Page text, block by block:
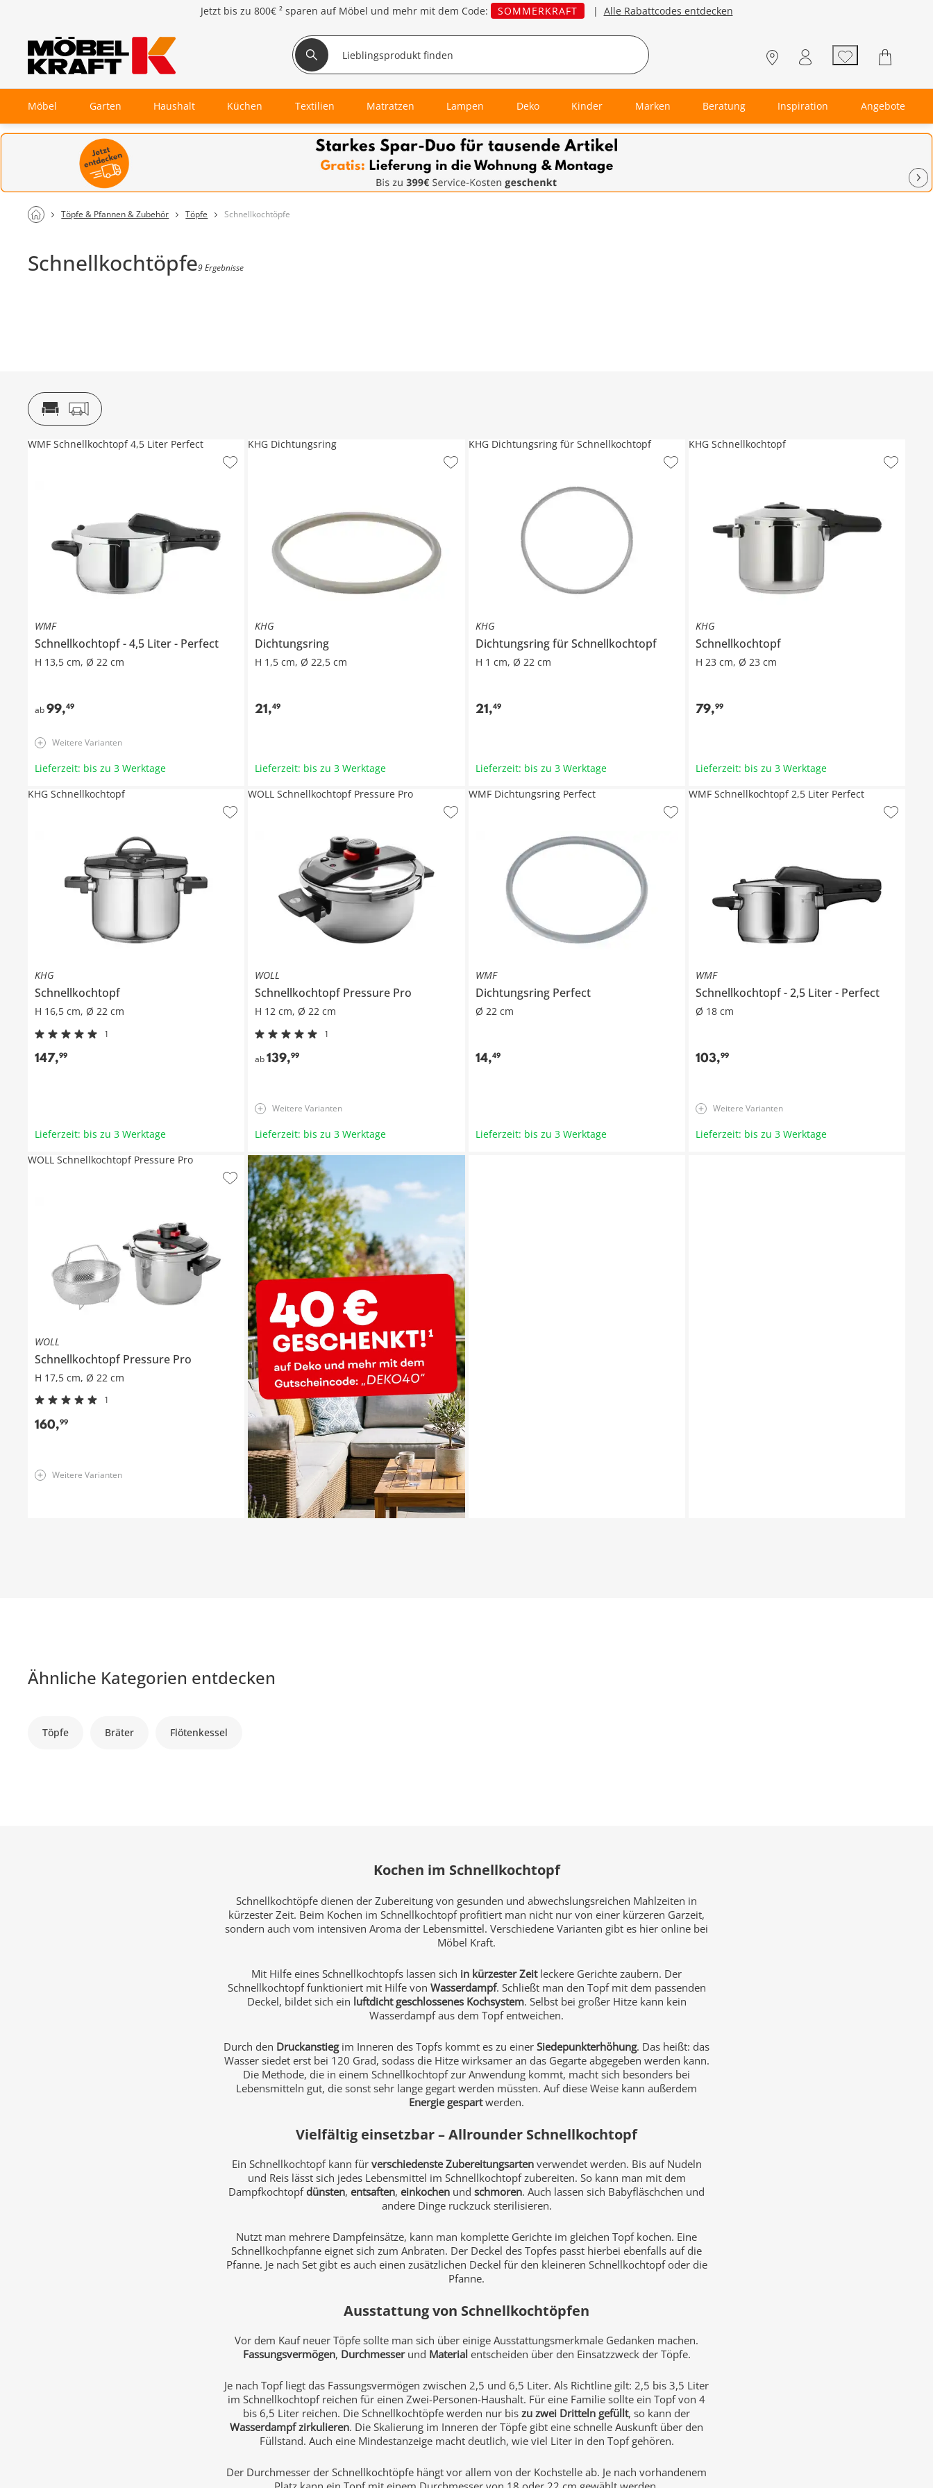
Jetzt bis zu 800€ ² sparen auf Möbel und mehr mit dem Code: SOMMERKRAFT | Alle Rabattcodes entdecken
Möbel Garten Haushalt Küchen Textilien Matratzen Lampen Deko Kinder Marken Beratung Inspiration Angebote
Töpfe & Pfannen & Zubehör Töpfe Schnellkochtöpfe
Schnellkochtöpfe9 Ergebnisse
WMF
Schnellkochtopf 4,5 Liter Perfect
H 13,5 cm, Ø 22 cm
ab99,49
WMF Schnellkochtopf 4,5 Liter Perfect
Weitere Varianten
Lieferzeit: bis zu 3 Werktage
KHG
Dichtungsring
H 1,5 cm, Ø 22,5 cm
21,49
KHG Dichtungsring
Lieferzeit: bis zu 3 Werktage
KHG
Dichtungsring für Schnellkochtopf
H 1 cm, Ø 22 cm
21,49
KHG Dichtungsring für Schnellkochtopf
Lieferzeit: bis zu 3 Werktage
KHG
Schnellkochtopf
H 23 cm, Ø 23 cm
79,99
KHG Schnellkochtopf
Lieferzeit: bis zu 3 Werktage
KHG
Schnellkochtopf
H 16,5 cm, Ø 22 cm
1
147,99
KHG Schnellkochtopf
Lieferzeit: bis zu 3 Werktage
WOLL
SchnellkochtopfPressure Pro
H 12 cm, Ø 22 cm
1
ab 139,99
WOLL Schnellkochtopf Pressure Pro
Weitere Varianten
Lieferzeit: bis zu 3 Werktage
WMF
Dichtungsring Perfect
Ø 22 cm
14,49
WMF Dichtungsring Perfect
Lieferzeit: bis zu 3 Werktage
WMF
Schnellkochtopf 2,5 Liter Perfect
Ø 18 cm
103,99
WMF Schnellkochtopf 2,5 Liter Perfect
Weitere Varianten
Lieferzeit: bis zu 3 Werktage
WOLL
SchnellkochtopfPressure Pro
H 17,5 cm, Ø 22 cm
1
160,99
WOLL Schnellkochtopf Pressure Pro
Weitere Varianten
Ähnliche Kategorien entdecken
Töpfe Bräter Flötenkessel
Kochen im Schnellkochtopf
Schnellkochtöpfe dienen der Zubereitung von gesunden und abwechslungsreichen Mahlzeiten in
kürzester Zeit. Beim Kochen im Schnellkochtopf profitiert man nicht nur von einer kürzeren Garzeit,
sondern auch vom intensiven Aroma der Lebensmittel. Verschiedene Varianten gibt es hier online bei
Möbel Kraft.
Mit Hilfe eines Schnellkochtopfs lassen sich in kürzester Zeitleckere Gerichte zaubern. Der
Schnellkochtopf funktioniert mit Hilfe von Wasserdampf. Schließt man den Topf mit dem passenden
Deckel, bildet sich ein luftdicht geschlossenes Kochsystem. Selbst bei großer Hitze kann kein
Wasserdampf aus dem Topf entweichen.
Durch den Druckanstiegim Inneren des Topfs kommt es zu einer Siedepunkterhöhung. Das heißt: das
Wasser siedet erst bei 120 Grad, sodass die Hitze wirksamer an das Gegarte abgegeben werden kann.
Die Methode, die in einem Schnellkochtopf zur Anwendung kommt, macht sich besonders bei
Lebensmitteln gut, die sonst sehr lange gegart werden müssten. Auf diese Weise kann außerdem
Energie gespartwerden.
Vielfältig einsetzbar – Allrounder Schnellkochtopf
Ein Schnellkochtopf kann für verschiedenste Zubereitungsartenverwendet werden. Bis auf Nudeln
und Reis lässt sich jedes Lebensmittel im Schnellkochtopf zubereiten. So kann man mit dem
Dampfkochtopfdünsten, entsaften, einkochen und schmoren. Auch lassen sich Babyfläschchen und
andere Dinge ruckzuck sterilisieren.
Nutzt man mehrere Dampfeinsätze, kann man komplette Gerichte im gleichen Topf kochen. Eine
Schnellkochpfanne eignet sich zum Anbraten. Der Deckel des Topfes passt hierbei ebenfalls auf die
Pfanne. Je nach Set gibt es auch einen zusätzlichen Deckel für den kleineren Schnellkochtopf oder die
Pfanne.
Ausstattung von Schnellkochtöpfen
Vor dem Kauf neuer Töpfe sollte man sich über einige Ausstattungsmerkmale Gedanken machen.
Fassungsvermögen, Durchmesserund Materialentscheiden über den Einsatzzweck der Töpfe.
Je nach Topf liegt das Fassungsvermögen zwischen 2,5 und 6,5 Liter. Als Richtline gilt: 2,5 bis 3,5 Liter
im Schnellkochtopf reichen für einen Zwei-Personen-Haushalt. Für eine Familie sollte ein Topf von 4
bis 6,5 Liter reichen. Die Schnellkochtöpfe werden nur bis zu zwei Dritteln gefüllt, so kann der
Wasserdampf zirkulieren. Die Skalierung im Inneren der Töpfe gibt eine schnelle Auskunft über den
Füllstand. Auch eine Mindestanzeige macht deutlich, wie viel Liter in den Topf gehören.
Der Durchmesser der Schnellkochtöpfe hängt vor allem von der Kochstelle ab. Je nach vorhandenem